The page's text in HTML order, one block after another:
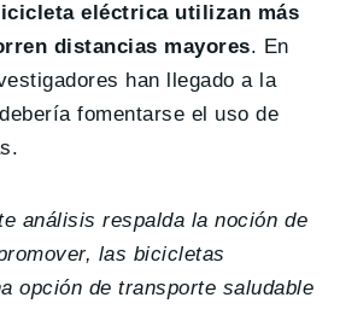
eléctrica utilizan más
distancias mayores. En
han llegado a la
fomentarse el uso de
análisis respalda la noción de
las bicicletas
opción de transporte saludable